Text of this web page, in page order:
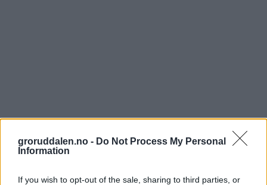
groruddalen.no - Do Not Process My Personal
Information
If you wish to opt-out of the sale, sharing to third parties, or